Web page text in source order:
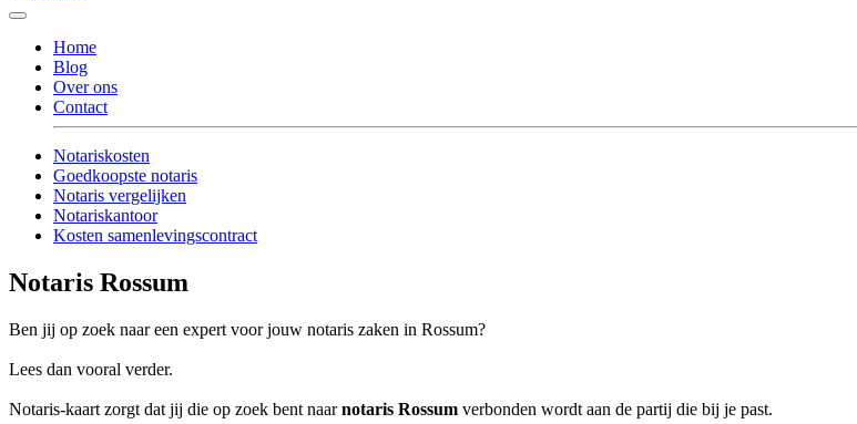
Home
Blog
Over ons
Contact
Notariskosten
Goedkoopste notaris
Notaris vergelijken
Notariskantoor
Kosten samenlevingscontract
Notaris Rossum
Ben jij op zoek naar een expert voor jouw notaris zaken in Rossum?
Lees dan vooral verder.
Notaris-kaart zorgt dat jij die op zoek bent naarnotaris Rossum verbonden wordt aan de partij die bij je past.